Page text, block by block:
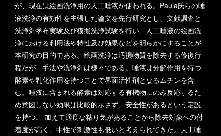
が、現在は絵画洗浄用の人工唾液が使われる。Paula氏らの唾
液洗浄の有効性を主張した論文を先行研究とし、文献調査と
洗浄剤塗布実験及び模擬洗浄試験を行い、人工唾液の絵画洗
浄における利用法や特性及び効果などを明らかにすることが
本研究の目的である。絵画洗浄は汚損物質を除去する修復行
程だが、手法や洗浄剤は様々である。唾液は分解作用を持つ
酵素や乳化作用を持つことで界面活性剤となるムチンを含
む。唾液に含まれる酵素は対応する有機物にのみ反応するた
め意図しない効果は比較的示さず、安全性があるという定説
を持つ。 加えて適度な粘り気があることから除去対象への付
着度が高く、中性で刺激性も低いと考えられてきた。人工唾